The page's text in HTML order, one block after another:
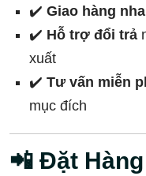
✔️ Giao hàng
✔️ Hỗ trợ đổi trả
xuất
✔️ Tư vấn miễn
mục đích
📲 Đặt